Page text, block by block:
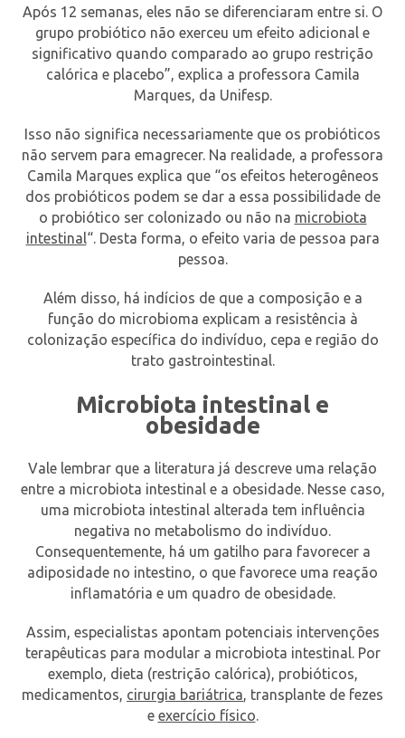
Após 12 semanas, eles não se diferenciaram entre si. O
grupo probiótico não exerceu um efeito adicional e
significativo quando comparado ao grupo restrição
calórica e placebo”, explica a professora Camila
Marques, da Unifesp.
Isso não significa necessariamente que os probióticos
não servem para emagrecer. Na realidade, a professora
Camila Marques explica que “os efeitos heterogêneos
dos probióticos podem se dar a essa possibilidade de
o probiótico ser colonizado ou não na microbiota
intestinal“. Desta forma, o efeito varia de pessoa para
pessoa.
Além disso, há indícios de que a composição e a
função do microbioma explicam a resistência à
colonização específica do indivíduo, cepa e região do
trato gastrointestinal.
Microbiota intestinal e
obesidade
Vale lembrar que a literatura já descreve uma relação
entre a microbiota intestinal e a obesidade. Nesse caso,
uma microbiota intestinal alterada tem influência
negativa no metabolismo do indivíduo.
Consequentemente, há um gatilho para favorecer a
adiposidade no intestino, o que favorece uma reação
inflamatória e um quadro de obesidade.
Assim, especialistas apontam potenciais intervenções
terapêuticas para modular a microbiota intestinal. Por
exemplo, dieta (restrição calórica), probióticos,
medicamentos, cirurgia bariátrica, transplante de fezes
e exercício físico.